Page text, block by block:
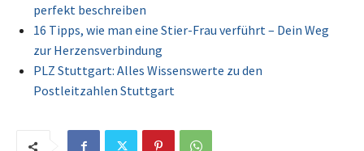
perfekt beschreiben
16 Tipps, wie man eine Stier-Frau verführt – Dein Weg
zur Herzensverbindung
PLZ Stuttgart: Alles Wissenswerte zu den
Postleitzahlen Stuttgart